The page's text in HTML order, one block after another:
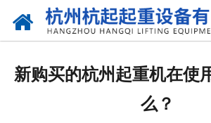
新购买的杭州起重机在使
么？